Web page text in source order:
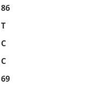
86
T
C
C
69